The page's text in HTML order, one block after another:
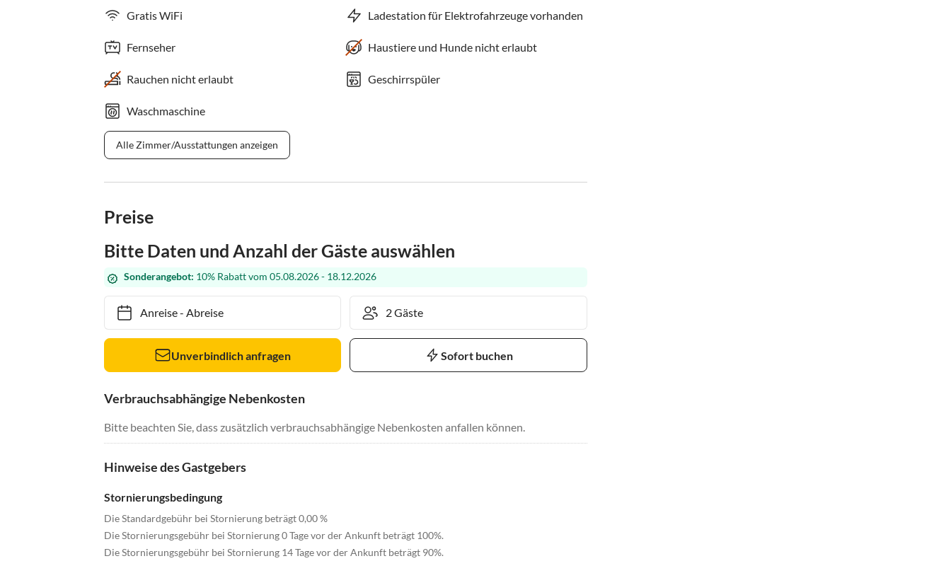
Gratis WiFi Ladestation für Elektrofahrzeuge vorhanden
Fernseher Haustiere und Hunde nicht erlaubt
Rauchen nicht erlaubt Geschirrspüler
Waschmaschine
Alle Zimmer/Ausstattungen anzeigen
Preise
Bitte Daten und Anzahl der Gäste auswählen
Sonderangebot: 10% Rabatt vom 05.08.2026 - 18.12.2026
Anreise- Abreise
Unverbindlich anfragen Sofort buchen
Verbrauchsabhängige Nebenkosten
Bitte beachten Sie, dass zusätzlich verbrauchsabhängige Nebenkosten anfallen können.
Hinweise des Gastgebers
Stornierungsbedingung
Die Standardgebühr bei Stornierung beträgt 0,00 %
Die Stornierungsgebühr bei Stornierung 0 Tage vor der Ankunft beträgt 100%.
Die Stornierungsgebühr bei Stornierung 14 Tage vor der Ankunft beträgt 90%.